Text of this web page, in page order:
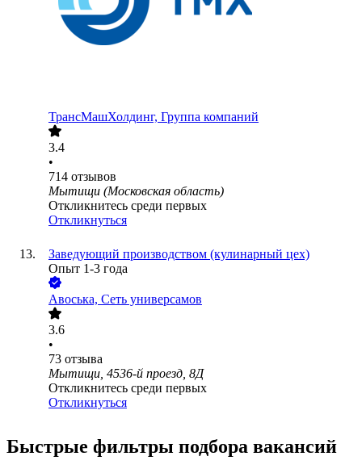
ТрансМашХолдинг, Группа компаний
3.4
•
714 отзывов
Мытищи (Московская область)
Откликнитесь среди первых
Откликнуться
Заведующий производством (кулинарный цех)
Опыт 1-3 года
Авоська, Cеть универсамов
3.6
•
73 отзыва
Мытищи, 4536-й проезд, 8Д
Откликнитесь среди первых
Откликнуться
Быстрые фильтры подбора вакансий